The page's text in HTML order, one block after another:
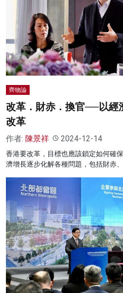
齊物論
改革．財赤．換官──以經
改革
作者: 陳景祥 2024-12-14
香港要改革，目標也應該鎖定如何確
濟增長逐步化解各種問題，包括財赤